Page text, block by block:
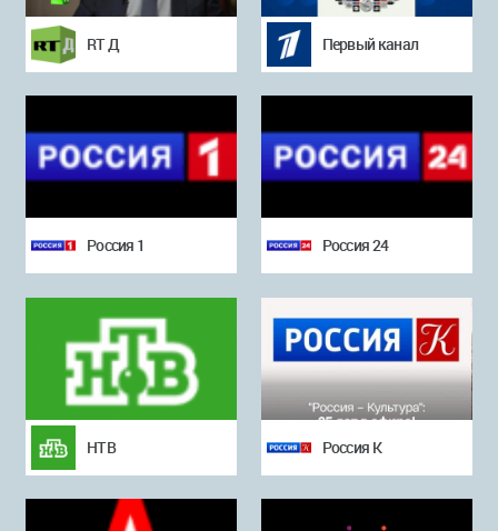
RT Д Первый канал
Россия 1 Россия 24
НТВ Россия К